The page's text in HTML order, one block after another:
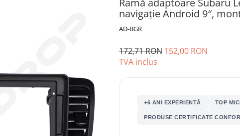
Ramă adaptoare Subaru
navigație Android 9″,
AD-BGR
172,71 RON 152,00 RON
TVA inclus
+6 ANI EXPERIENȚĂ TOP
PRODUSE CERTIFICATE